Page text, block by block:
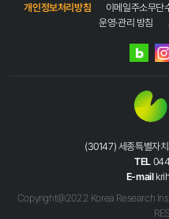
개인정보처리방침 이메일주소무단
운영·관리 방침
네이
(30147) 세종특별자
TEL
E-mail
Copyright@2022 Korea Research